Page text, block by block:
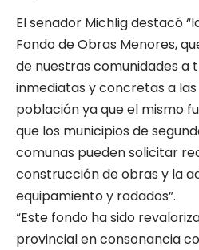
El senador Michlig destacó
Fondo de Obras Menores,
de nuestras comunidades a
inmediatas y concretas a
población ya que el mismo
que los municipios de
comunas pueden solicitar
construcción de obras y la
equipamiento y rodados”.
“Este fondo ha sido
provincial en consonancia